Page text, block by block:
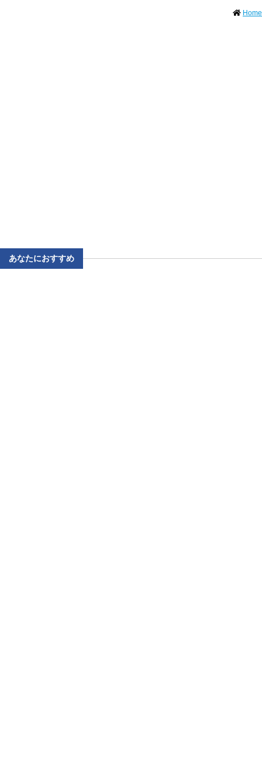
Home
あなたにおすすめ